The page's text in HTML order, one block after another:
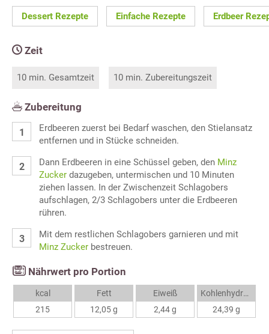
Dessert Rezepte Einfache Rezepte Erdbeer
Zeit
10 min. Gesamtzeit 10 min. Zubereitungszeit
Zubereitung
Erdbeeren zuerst bei Bedarf waschen, den Stielansatz
entfernen und in Stücke schneiden.
Dann Erdbeeren in eine Schüssel geben, den Minz
Zucker dazugeben, untermischen und 10 Minuten
ziehen lassen. In der Zwischenzeit Schlagobers
aufschlagen, 2/3 Schlagobers unter die Erdbeeren
rühren.
Mit dem restlichen Schlagobers garnieren und mit
Minz Zucker bestreuen.
Nährwert pro Portion
kcal
215
Fett
12,05 g
Eiweiß
2,44 g
Kohlenhydrate
24,39 g